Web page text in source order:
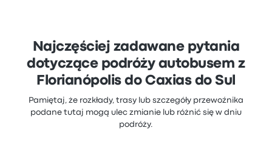
Najczęściej zadawane pytania
dotyczące podróży autobusem z
Florianópolis do Caxias do Sul
Pamiętaj, że rozkłady, trasy lub szczegóły przewoźnika
podane tutaj mogą ulec zmianie lub różnić się w dniu
podróży.